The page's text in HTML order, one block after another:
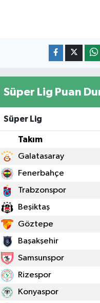
Süper Lig Puan
Süper Lig
Takım
Galatasaray
Fenerbahçe
Trabzonspor
Beşiktaş
Göztepe
Başakşehir
Samsunspor
Rizespor
Konyaspor